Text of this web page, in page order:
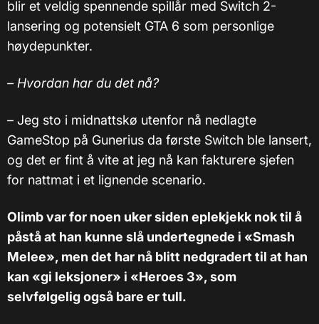
blir et veldig spennende spillår med Switch 2-
lansering og potensielt GTA 6 som personlige
høydepunkter.
– Hvordan har du det nå?
– Jeg sto i midnattskø utenfor nå nedlagte
GameStop på Gunerius da første Switch ble lansert,
og det er fint å vite at jeg nå kan fakturere sjefen
for nattmat i et lignende scenario.
Olimb var for noen uker siden eplekjekk nok til å
påstå at han kunne slå undertegnede i «Smash
Melee», men det har nå blitt nedgradert til at han
kan «gi leksjoner» i «Heroes 3», som
selvfølgelig også bare er tull.